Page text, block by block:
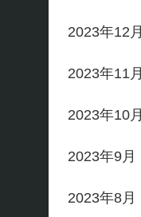
2023年12月
2023年11月
2023年10月
2023年9月
2023年8月